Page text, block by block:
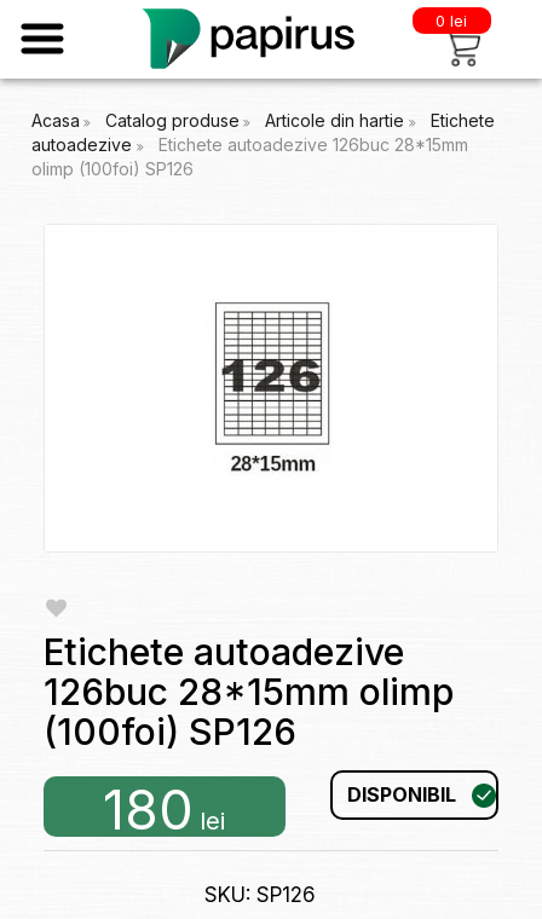
0 lei
Acasa Catalog produse Articole din hartie
Etichete
autoadezive
Etichete autoadezive 126buc 28*15mm
olimp (100foi) SP126
Etichete autoadezive
126buc 28*15mm olimp
(100foi) SP126
180 lei
DISPONIBIL
SKU: SP126